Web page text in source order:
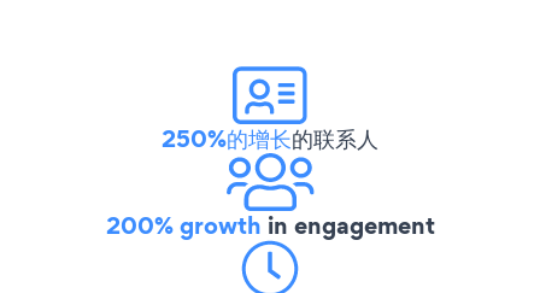
250%的增长的联系人
200% growth in engagement